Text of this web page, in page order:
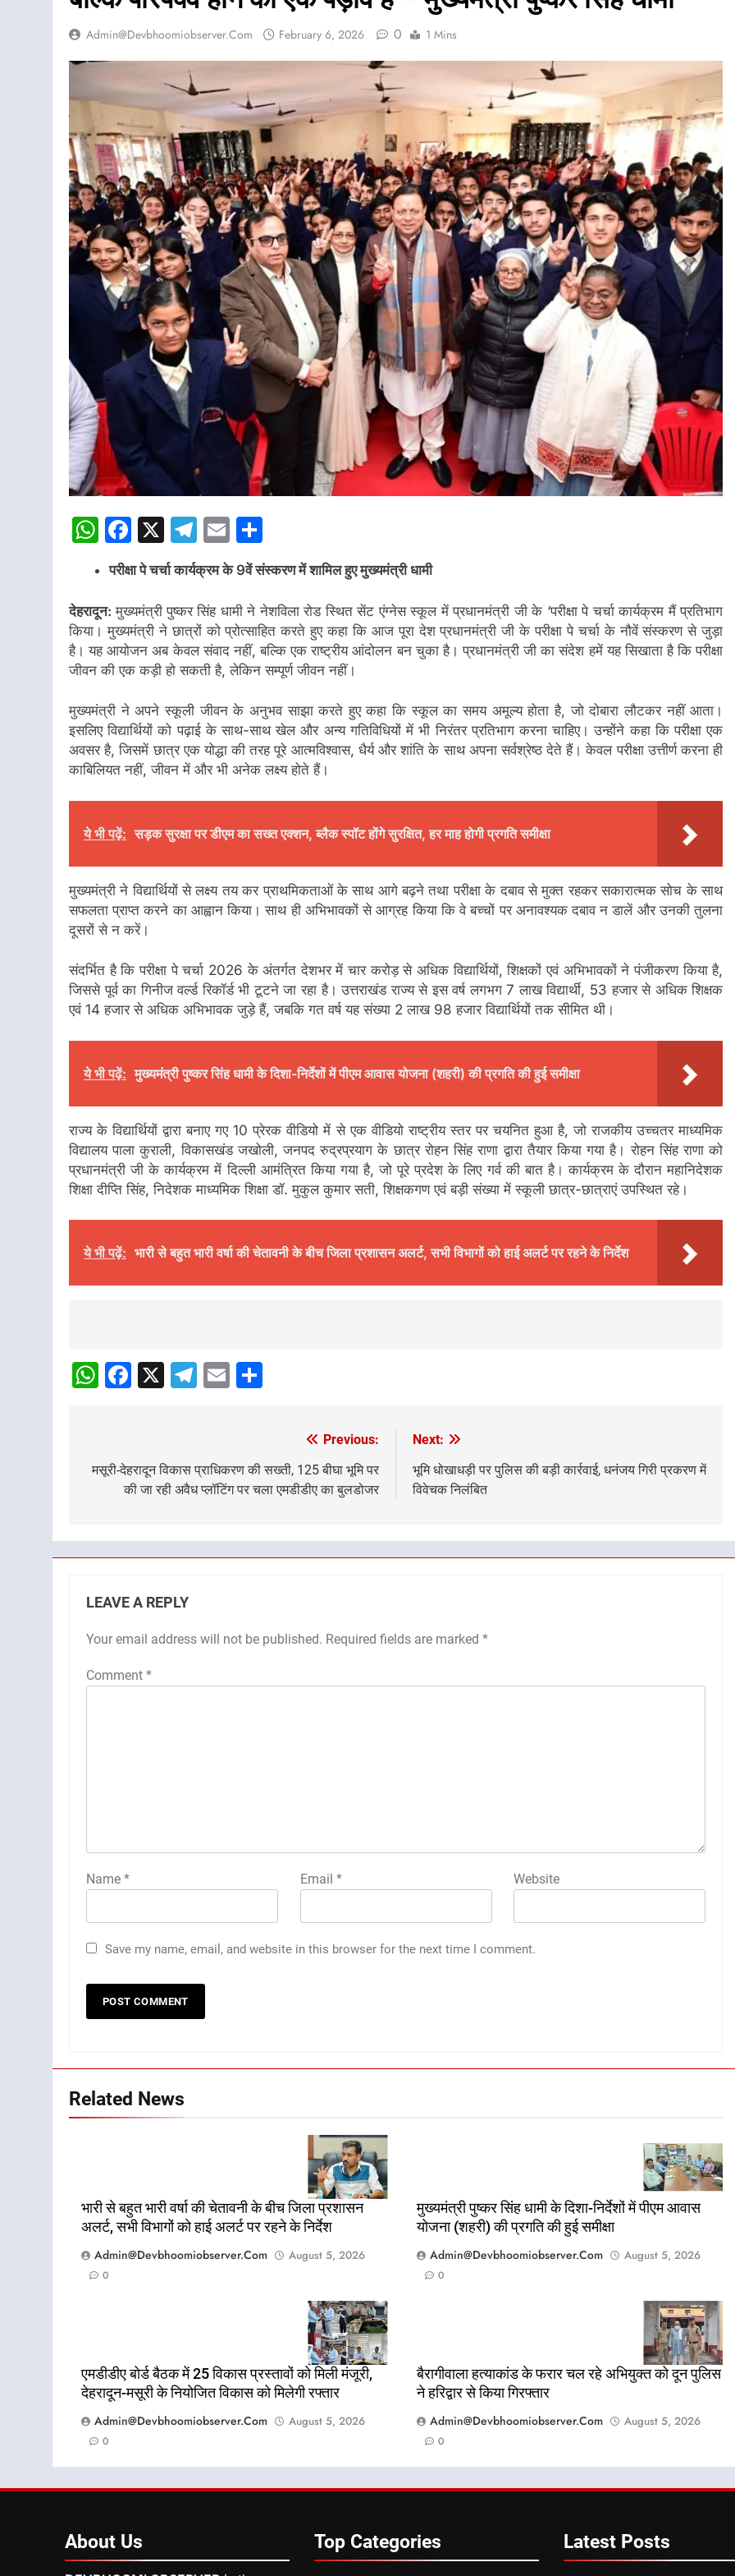
Admin@devbhoomiobserver.com February 6, 2026 0 1 Mins
WhatsApp
Facebook
X Telegram
Email
परीक्षा पे चर्चा कार्यक्रम के 9वें संस्करण में शामिल हुए मुख्यमंत्री धामी
देहरादून:मुख्यमंत्री पुष्कर सिंह धामी ने नेशविला रोड स्थित सेंट एंग्नेस स्कूल में प्रधानमंत्री जी के ‘परीक्षा पे चर्चा कार्यक्रम मैं प्रतिभाग
किया। मुख्यमंत्री ने छात्रों को प्रोत्साहित करते हुए कहा कि आज पूरा देश प्रधानमंत्री जी के परीक्षा पे चर्चा के नौवें संस्करण से जुड़ा
है। यह आयोजन अब केवल संवाद नहीं, बल्कि एक राष्ट्रीय आंदोलन बन चुका है। प्रधानमंत्री जी का संदेश हमें यह सिखाता है कि परीक्षा
जीवन की एक कड़ी हो सकती है, लेकिन सम्पूर्ण जीवन नहीं।
मुख्यमंत्री ने अपने स्कूली जीवन के अनुभव साझा करते हुए कहा कि स्कूल का समय अमूल्य होता है, जो दोबारा लौटकर नहीं आता।
इसलिए विद्यार्थियों को पढ़ाई के साथ-साथ खेल और अन्य गतिविधियों में भी निरंतर प्रतिभाग करना चाहिए। उन्होंने कहा कि परीक्षा एक
अवसर है, जिसमें छात्र एक योद्धा की तरह पूरे आत्मविश्वास, धैर्य और शांति के साथ अपना सर्वश्रेष्ठ देते हैं। केवल परीक्षा उत्तीर्ण करना ही
काबिलियत नहीं, जीवन में और भी अनेक लक्ष्य होते हैं।
ये भी पढ़ें: सड़क सुरक्षा पर डीएम का सख्त एक्शन, ब्लैक स्पॉट होंगे सुरक्षित, हर माह होगी प्रगति समीक्षा
मुख्यमंत्री ने विद्यार्थियों से लक्ष्य तय कर प्राथमिकताओं के साथ आगे बढ़ने तथा परीक्षा के दबाव से मुक्त रहकर सकारात्मक सोच के साथ
सफलता प्राप्त करने का आह्वान किया। साथ ही अभिभावकों से आग्रह किया कि वे बच्चों पर अनावश्यक दबाव न डालें और उनकी तुलना
दूसरों से न करें।
संदर्भित है कि परीक्षा पे चर्चा 2026 के अंतर्गत देशभर में चार करोड़ से अधिक विद्यार्थियों, शिक्षकों एवं अभिभावकों ने पंजीकरण किया है,
जिससे पूर्व का गिनीज वर्ल्ड रिकॉर्ड भी टूटने जा रहा है। उत्तराखंड राज्य से इस वर्ष लगभग 7 लाख विद्यार्थी, 53 हजार से अधिक शिक्षक
एवं 14 हजार से अधिक अभिभावक जुड़े हैं, जबकि गत वर्ष यह संख्या 2 लाख 98 हजार विद्यार्थियों तक सीमित थी।
ये भी पढ़ें: मुख्यमंत्री पुष्कर सिंह धामी के दिशा-निर्देशों में पीएम आवास योजना (शहरी) की प्रगति की हुई समीक्षा
राज्य के विद्यार्थियों द्वारा बनाए गए 10 प्रेरक वीडियो में से एक वीडियो राष्ट्रीय स्तर पर चयनित हुआ है, जो राजकीय उच्चतर माध्यमिक
विद्यालय पाला कुराली, विकासखंड जखोली, जनपद रुद्रप्रयाग के छात्र रोहन सिंह राणा द्वारा तैयार किया गया है। रोहन सिंह राणा को
प्रधानमंत्री जी के कार्यक्रम में दिल्ली आमंत्रित किया गया है, जो पूरे प्रदेश के लिए गर्व की बात है। कार्यक्रम के दौरान महानिदेशक
शिक्षा दीप्ति सिंह, निदेशक माध्यमिक शिक्षा डॉ. मुकुल कुमार सती, शिक्षकगण एवं बड़ी संख्या में स्कूली छात्र-छात्राएं उपस्थित रहे।
ये भी पढ़ें: भारी से बहुत भारी वर्षा की चेतावनी के बीच जिला प्रशासन अलर्ट, सभी विभागों को हाई अलर्ट पर रहने के निर्देश
navigation
WhatsApp
Facebook
X Telegram
Email
navigation
Previous:
मसूरी-देहरादून विकास प्राधिकरण की सख्ती, 125 बीघा भूमि पर
की जा रही अवैध प्लॉटिंग पर चला एमडीडीए का बुलडोजर
Next:
भूमि धोखाधड़ी पर पुलिस की बड़ी कार्रवाई, धनंजय गिरी प्रकरण में
विवेचक निलंबित
LEAVE A REPLY
Your email address will not be published. Required fields are marked *
Comment *
Name * Email * Website
Save my name, email, and website in this browser for the next time I comment.
Related News
भारी से बहुत भारी वर्षा की चेतावनी के बीच जिला प्रशासन
अलर्ट, सभी विभागों को हाई अलर्ट पर रहने के निर्देश
Admin@devbhoomiobserver.com
August 5, 2026
0
मुख्यमंत्री पुष्कर सिंह धामी के दिशा-निर्देशों में पीएम आवास
योजना (शहरी) की प्रगति की हुई समीक्षा
Admin@devbhoomiobserver.com
August 5, 2026
0
एमडीडीए बोर्ड बैठक में 25 विकास प्रस्तावों को मिली मंजूरी,
देहरादून-मसूरी के नियोजित विकास को मिलेगी रफ्तार
Admin@devbhoomiobserver.com
August 5, 2026
0
बैरागीवाला हत्याकांड के फरार चल रहे अभियुक्त को दून पुलिस
ने हरिद्वार से किया गिरफ्तार
Admin@devbhoomiobserver.com
August 5, 2026
0
About Us Top Categories Latest Posts